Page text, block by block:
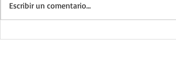
Escribir un comentario...